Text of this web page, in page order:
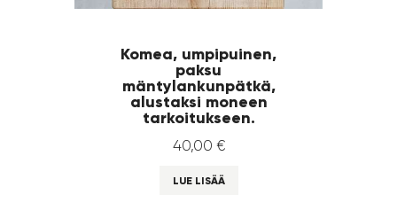
Komea, umpipuinen,
paksu
mäntylankunpätkä,
alustaksi moneen
tarkoitukseen.
40,00 €
LUE LISÄÄ